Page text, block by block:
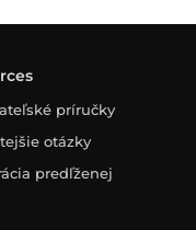
príručky
otázky
predľženej